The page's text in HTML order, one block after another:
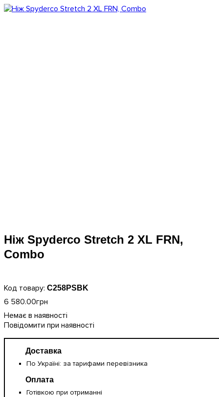
Ніж Spyderco Stretch 2 XL FRN,
Combo
C258PSBK
6 580.00грн
Повідомити при наявності
Доставка
По Україні: за тарифами перевізника
Оплата
Готівкою при отриманні